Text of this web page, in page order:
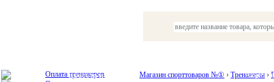
Красота и здоровье Акции и
Магазин спорттоваров №① › Тренажеры ›